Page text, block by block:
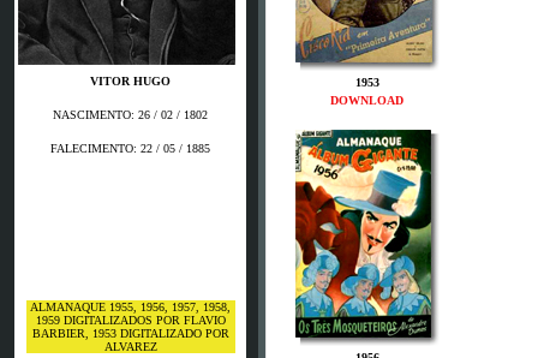
VITOR HUGO
NASCIMENTO: 26 / 02 / 1802
FALECIMENTO: 22 / 05 / 1885
ALMANAQUE 1955, 1956, 1957, 1958,
1959 DIGITALIZADOS POR FLAVIO
BARBIER, 1953 DIGITALIZADO POR
ALVAREZ
1953
DOWNLOAD